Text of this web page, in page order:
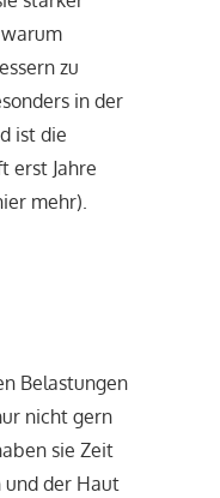
zu
in der
ist die
erst Jahre
mehr).
Belastungen
nicht gern
sie Zeit
und der Haut